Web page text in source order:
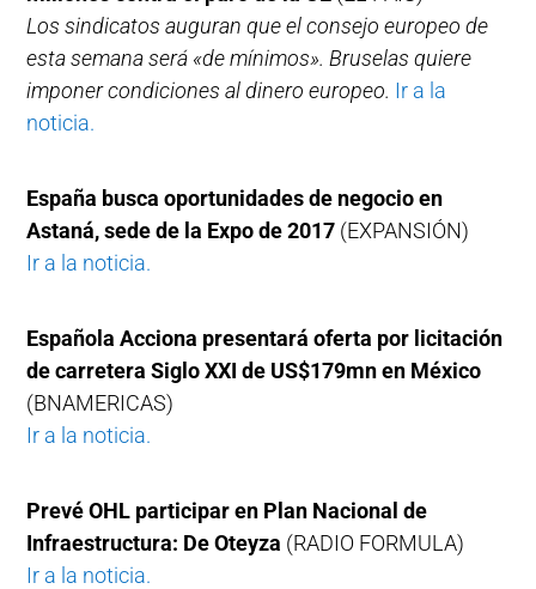
Los sindicatos auguran que el consejo europeo de
esta semana será «de mínimos». Bruselas quiere
imponer condiciones al dinero europeo. Ir a la
noticia.
España busca oportunidades de negocio en
Astaná, sede de la Expo de 2017 (EXPANSIÓN)
Ir a la noticia.
Española Acciona presentará oferta por licitación
de carretera Siglo XXI de US$179mn en México
(BNAMERICAS)
Ir a la noticia.
Prevé OHL participar en Plan Nacional de
Infraestructura: De Oteyza (RADIO FORMULA)
Ir a la noticia.